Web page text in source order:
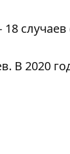
случаев
В 2020